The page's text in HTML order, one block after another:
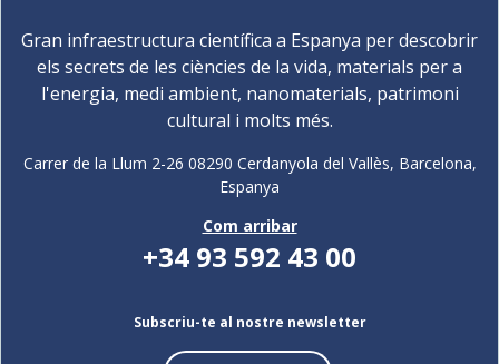
Gran infraestructura científica a Espanya per descobrir
els secrets de les ciències de la vida, materials per a
l'energia, medi ambient, nanomaterials, patrimoni
cultural i molts més.
Carrer de la Llum 2-26 08290 Cerdanyola del Vallès, Barcelona,
Espanya
Com arribar
+34 93 592 43 00
Subscriu-te al nostre newsletter